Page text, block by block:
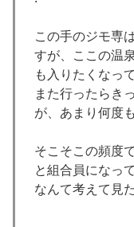
この手のジモ専
すが、ここの温
も入りたくなっ
また行ったらき
が、あまり何度
そこそこの頻度
と組合員になっ
なんて考えて見